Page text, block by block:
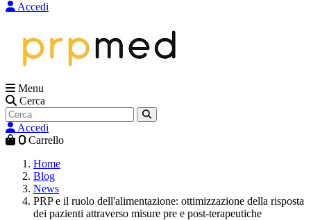
Accedi
Menu
Cerca
Accedi
0 Carrello
Home
Blog
News
PRP e il ruolo dell'alimentazione: ottimizzazione della risposta
dei pazienti attraverso misure pre e post-terapeutiche